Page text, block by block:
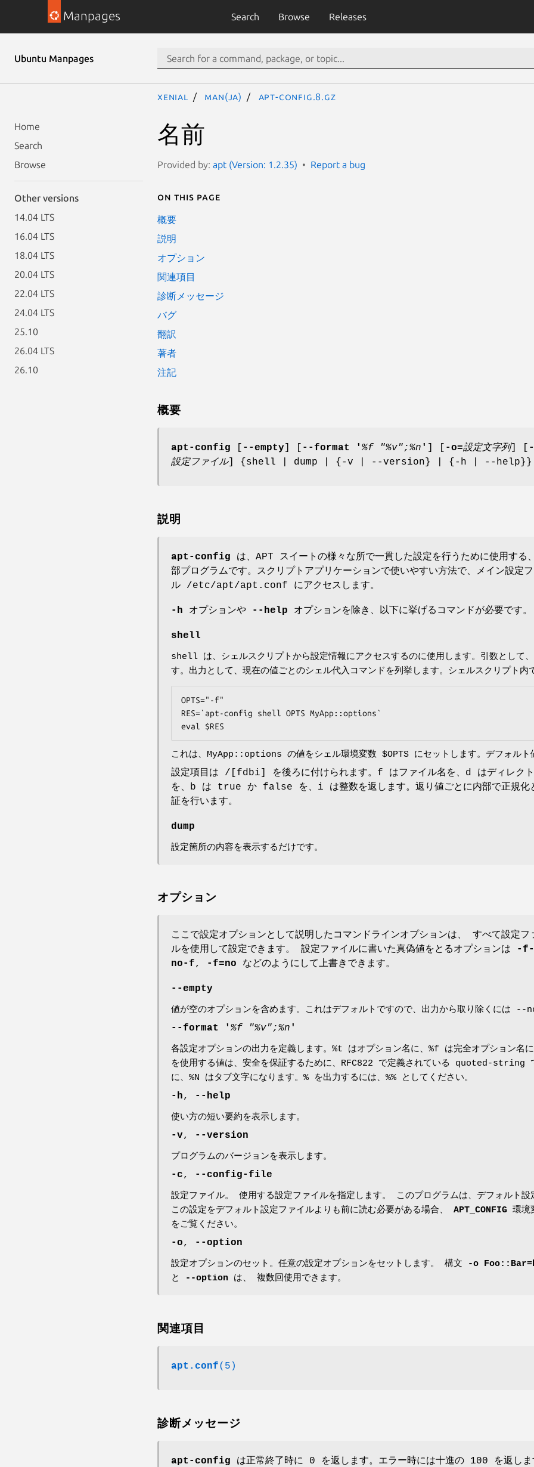
Manpages Search Browse Releases
Ubuntu Manpages
Home
Search
Browse
Other versions
14.04 LTS
16.04 LTS
18.04 LTS
20.04 LTS
22.04 LTS
24.04 LTS
25.10
26.04 LTS
26.10
xenial man(ja) apt-config.8.gz
名前
Provided by: apt (Version: 1.2.35) Report a bug
On this page
概要
説明
オプション
関連項目
診断メッセージ
バグ
翻訳
著者
注記
概要
apt-config --empty --format ' %f "%v";%n ' -o=設定文字列] [
設定ファイル] {shell | dump | {-v | --version} | {-h | --help}}
説明
apt-config は、APT スイートの様々な所で一貫した設定を行うために使用する
部プログラムです。スクリプトアプリケーションで使いやすい方法で、メイン設定
ル /etc/apt/apt.conf にアクセスします。
-h オプションや --help オプションを除き、以下に挙げるコマンドが必要です。
shell
shell は、シェルスクリプトから設定情報にアクセスするのに使用します。引数として
す。出力として、現在の値ごとのシェル代入コマンドを列挙します。シェルスクリプト内
OPTS="-f"
RES=`apt-config shell OPTS MyApp::options`
eval $RES
これは、MyApp::options の値をシェル環境変数 $OPTS にセットします。デフォル
設定項目は /[fdbi] を後ろに付けられます。f はファイル名を、d はディレク
を、b は true か false を、i は整数を返します。返り値ごとに内部で正規化
証を行います。
dump
設定箇所の内容を表示するだけです。
オプション
ここで設定オプションとして説明したコマンドラインオプションは、 すべて設定フ
ルを使用して設定できます。 設定ファイルに書いた真偽値をとるオプションは
-f-
no-f, -f=no などのようにして上書きできます。
--empty
値が空のオプションを含めます。これはデフォルトですので、出力から取り除くには
--format ' %f "%v";%n '
各設定オプションの出力を定義します。%t はオプション名に、%f は完全オプション名
を使用する値は、安全を保証するために、RFC822 で定義されている quoted-string
に、%N はタブ文字になります。% を出力するには、%% としてください。
-h, --help
使い方の短い要約を表示します。
-v, --version
プログラムのバージョンを表示します。
-c, --config-file
設定ファイル。 使用する設定ファイルを指定します。 このプログラムは、デフォルト
この設定をデフォルト設定ファイルよりも前に読む必要がある場合、 APT_CONFIG 環境
をご覧ください。
-o, --option
設定オプションのセット。任意の設定オプションをセットします。 構文
-o
と
--option は、 複数回使用できます。
関連項目
apt.conf(5)
診断メッセージ
apt-config は正常終了時に 0 を返します。エラー時には十進の 100 を返しま